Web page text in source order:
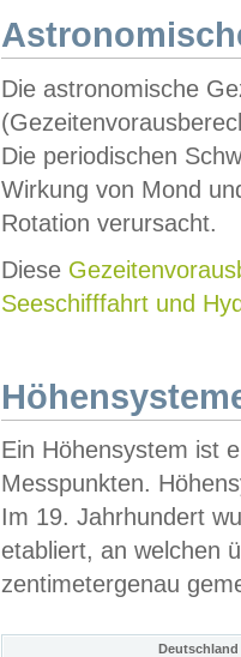
Die astronomische
Die periodischen
Wirkung von Mond
Rotation verursacht.
Diese
Seeschifffahrt und
Ein Höhensystem ist
Messpunkten.
Im 19. Jahrhundert
etabliert, an welchen
zentimetergenau